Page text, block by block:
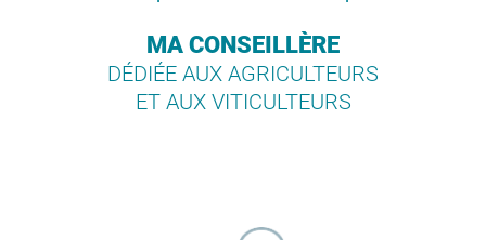
MA CONSEILLÈRE
DÉDIÉE AUX AGRICULTEURS
ET AUX VITICULTEURS